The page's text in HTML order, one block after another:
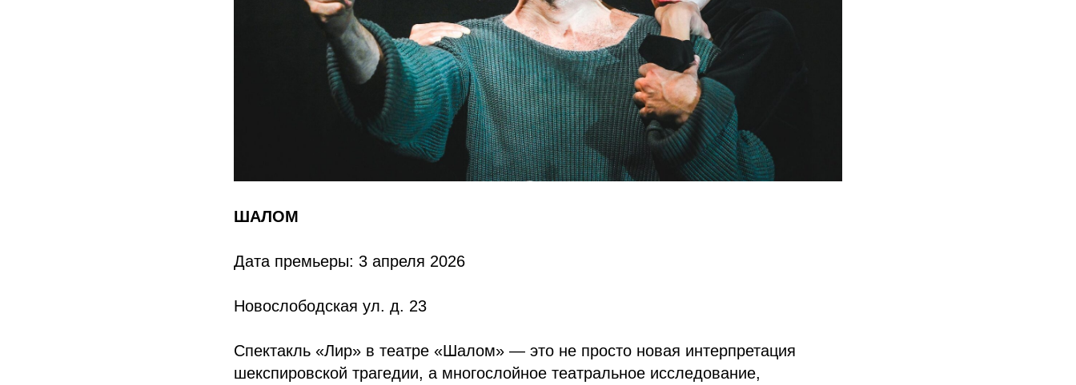
ШАЛОМ
Дата премьеры: 3 апреля 2026
Новослободская ул. д. 23
Спектакль «Лир» в театре «Шалом» — это не просто новая интерпретация
шекспировской трагедии, а многослойное театральное исследование,